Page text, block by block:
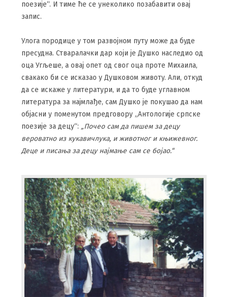
поезије“. И тиме ће се унеколико позабавити овај
запис.
Улога породице у том развојном путу може да буде
пресудна. Стваралачки дар који је Душко наследио од
оца Угљеше, а овај опет од свог оца проте Михаила,
свакако би се исказао у Душковом животу. Али, откуд
да се искаже у литератури, и да то буде углавном
литература за најмлађе, сам Душко је покушао да нам
објасни у поменутом предговору „Антологије српске
поезије за децу“: „Почео сам да пишем за децу
вероватно из кукавичлука, и животног и књижевног.
Деце и писања за децу најмање сам се бојао.“